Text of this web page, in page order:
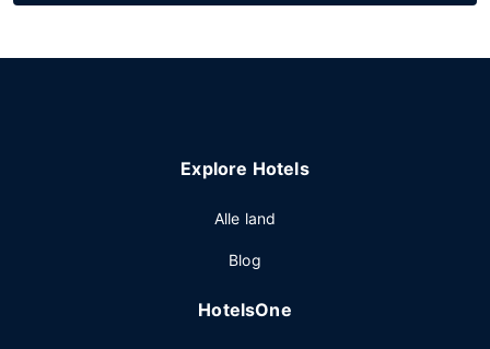
Explore Hotels
Alle land
Blog
HotelsOne